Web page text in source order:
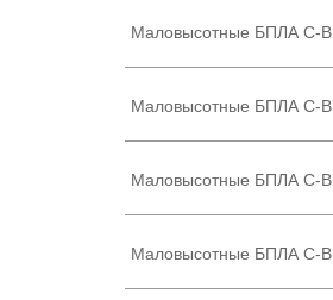
Маловысотные БПЛА C-B
Маловысотные БПЛА C-B
Маловысотные БПЛА C-B
Маловысотные БПЛА C-B